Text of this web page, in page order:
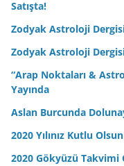
Satışta!
Zodyak Astroloji
Zodyak Astroloji
“Arap Noktaları &
Yayında
Aslan Burcunda
2020 Yılınız Kutlu Olsun
2020 Gökyüzü Takvimi